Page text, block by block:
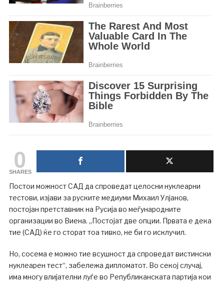
0
SHARES
Постои можност САД да спроведат целосни нуклеарни
тестови, изјави за руските медиуми Михаил Улјанов,
постојан претставник на Русија во меѓународните
организации во Виена. „Постојат две опции. Првата е дека
тие (САД) ќе го сторат тоа тивко, не би го исклучил.
Но, сосема е можно тие всушност да спроведат вистински
нуклеарен тест“, забележа дипломатот. Во секој случај,
има многу влијателни луѓе во Републиканската партија кои